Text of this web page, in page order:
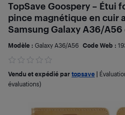
TopSave Goospery – Étui
pince magnétique en cuir
Samsung Galaxy A36/A56
Modèle : Galaxy A36/A56 Code Web :
Vendu et expédié par topsave
évaluations)